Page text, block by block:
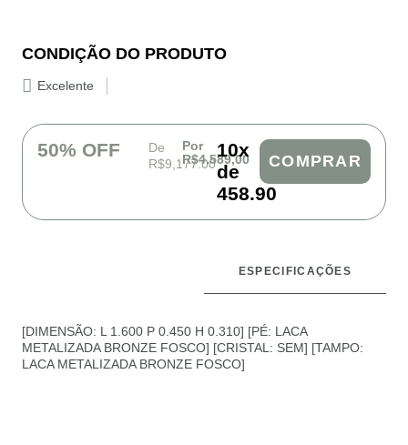
CONDIÇÃO DO PRODUTO
Excelente
50% OFF
De
R$9,177.00
Por
R$4.589,00
10x
de
458.90
COMPRAR
ESPECIFICAÇÕES
[DIMENSÃO: L 1.600 P 0.450 H 0.310] [PÉ: LACA
METALIZADA BRONZE FOSCO] [CRISTAL: SEM] [TAMPO:
LACA METALIZADA BRONZE FOSCO]